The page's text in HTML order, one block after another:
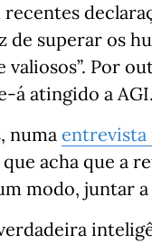
de superar os
Por
atingido a
numa entrevista
acha que a
modo, juntar